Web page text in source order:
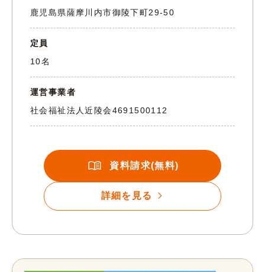
鹿児島県薩摩川内市御陵下町29-50
定員
10名
運営事業者
社会福祉法人近陵会4691500112
資料請求(無料)
詳細を見る